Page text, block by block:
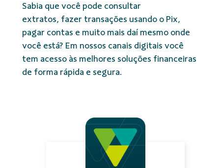
Sabia que você pode consultar
extratos, fazer transações usando o Pix,
pagar contas e muito mais daí mesmo onde
você está? Em nossos canais digitais você
tem acesso às melhores soluções financeiras
de forma rápida e segura.